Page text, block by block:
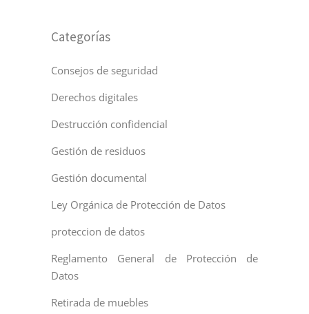
Categorías
Consejos de seguridad
Derechos digitales
Destrucción confidencial
Gestión de residuos
Gestión documental
Ley Orgánica de Protección de Datos
proteccion de datos
Reglamento General de Protección de
Datos
Retirada de muebles